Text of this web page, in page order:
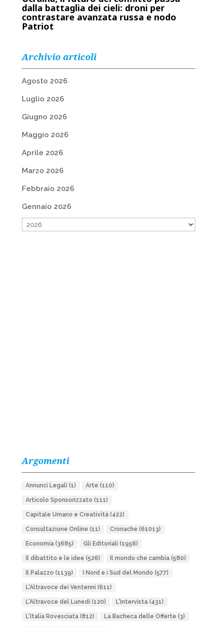
dalla battaglia dei cieli: droni per
contrastare avanzata russa e nodo
Patriot
Archivio articoli
Agosto 2026
Luglio 2026
Giugno 2026
Maggio 2026
Aprile 2026
Marzo 2026
Febbraio 2026
Gennaio 2026
Argomenti
Annunci Legali (1) Arte (110)
Articolo Sponsorizzato (111)
Capitale Umano e Creatività(422)
Consultazione Online (11) Cronache (61013)
Economia(3685) Gli Editoriali (1956)
Il dibattito e le idee (526) Il mondo che cambia(580)
Il Palazzo (1139) I Nord e i Sud del Mondo (577)
L'Altravoce dei Ventenni (611)
L'Altravoce del Lunedì (120) L'Intervista(431)
L'Italia Rovesciata(812) La Bacheca delle Offerte (3)